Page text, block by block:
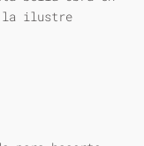
la ilustre